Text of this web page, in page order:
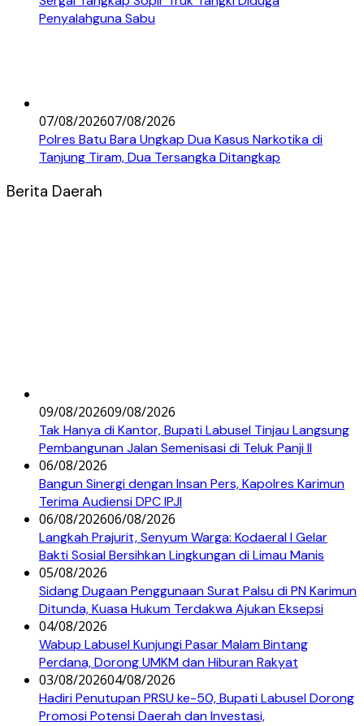
Penyalahguna Sabu
07/08/202607/08/2026
Polres Batu Bara Ungkap Dua Kasus Narkotika di
Tanjung Tiram, Dua Tersangka Ditangkap
Berita Daerah
09/08/202609/08/2026
Tak Hanya di Kantor, Bupati Labusel Tinjau Langsung
Pembangunan Jalan Semenisasi di Teluk Panji II
06/08/2026
Bangun Sinergi dengan Insan Pers, Kapolres Karimun
Terima Audiensi DPC IPJI
06/08/202606/08/2026
Langkah Prajurit, Senyum Warga: Kodaeral I Gelar
Bakti Sosial Bersihkan Lingkungan di Limau Manis
05/08/2026
Sidang Dugaan Penggunaan Surat Palsu di PN Karimun
Ditunda, Kuasa Hukum Terdakwa Ajukan Eksepsi
04/08/2026
Wabup Labusel Kunjungi Pasar Malam Bintang
Perdana, Dorong UMKM dan Hiburan Rakyat
03/08/202604/08/2026
Hadiri Penutupan PRSU ke-50, Bupati Labusel Dorong
Promosi Potensi Daerah dan Investasi,